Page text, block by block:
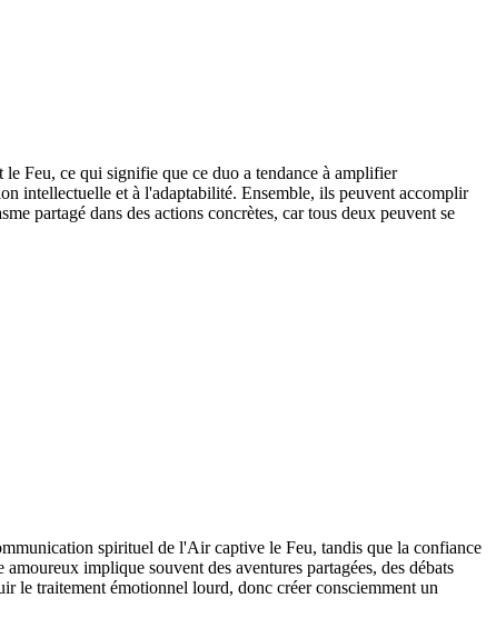
Feu, ce qui signifie que ce duo a tendance à amplifier
intellectuelle et à l'adaptabilité. Ensemble, ils peuvent accomplir
partagé dans des actions concrètes, car tous deux peuvent se
spirituel de l'Air captive le Feu, tandis que la confiance
implique souvent des aventures partagées, des débats
le traitement émotionnel lourd, donc créer consciemment un